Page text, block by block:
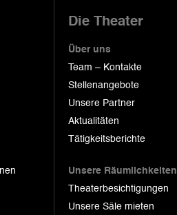
Die Theater
Über uns
Team – Kontakte
Stellenangebote
Unsere Partner
Aktualitäten
Tätigkeitsberichte
Unsere Räumlichkeiten
Theaterbesichtigungen
Unsere Säle mieten